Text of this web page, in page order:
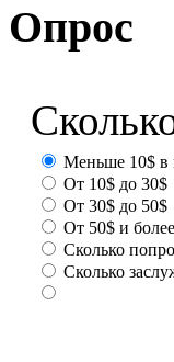
Опрос
Меньше 10$ в
От 10$ до 30$
От 30$ до 50$
От 50$ и более
Сколько
Сколько